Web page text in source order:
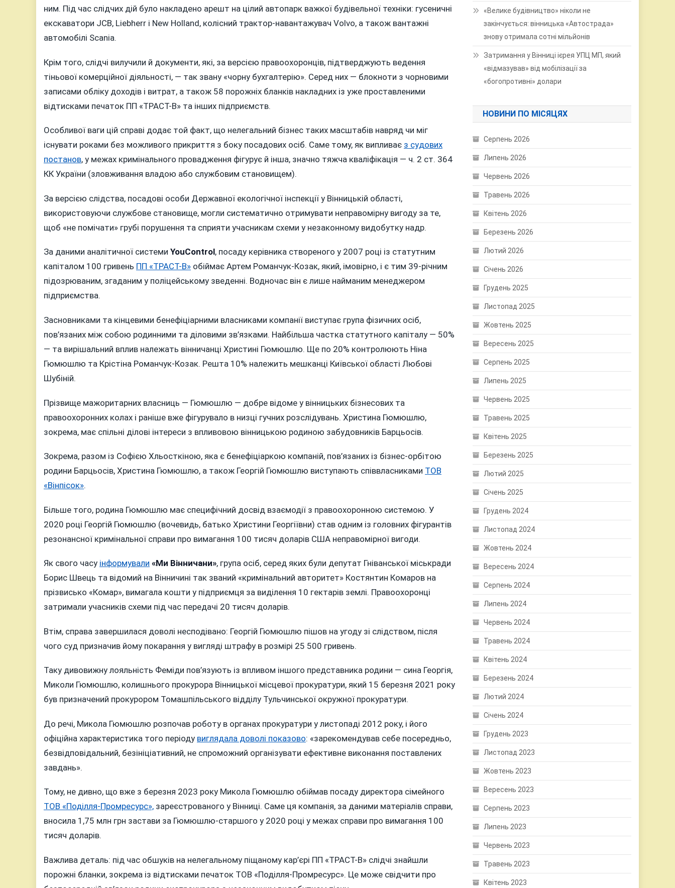
ним. Під час слідчих дій було накладено арешт на цілий автопарк важкої будівельної техніки: гусеничні
екскаватори JCB, Liebherr і New Holland, колісний трактор-навантажувач Volvo, а також вантажні
автомобілі Scania.
Крім того, слідчі вилучили й документи, які, за версією правоохоронців, підтверджують ведення
тіньової комерційної діяльності, — так звану «чорну бухгалтерію». Серед них — блокноти з чорновими
записами обліку доходів і витрат, а також 58 порожніх бланків накладних із уже проставленими
відтисками печаток ПП «ТРАСТ-В» та інших підприємств.
Особливої ваги цій справі додає той факт, що нелегальний бізнес таких масштабів навряд чи міг
існувати роками без можливого прикриття з боку посадових осіб. Саме тому, як випливає з судових
постанов, у межах кримінального провадження фігурує й інша, значно тяжча кваліфікація — ч. 2 ст. 364
КК України (зловживання владою або службовим становищем).
За версією слідства, посадові особи Державної екологічної інспекції у Вінницькій області,
використовуючи службове становище, могли систематично отримувати неправомірну вигоду за те,
щоб «не помічати» грубі порушення та сприяти учасникам схеми у незаконному видобутку надр.
За даними аналітичної системи YouControl, посаду керівника створеного у 2007 році із статутним
капіталом 100 гривень ПП «ТРАСТ-В» обіймає Артем Романчук-Козак, який, імовірно, і є тим 39-річним
підозрюваним, згаданим у поліцейському зведенні. Водночас він є лише найманим менеджером
підприємства.
Засновниками та кінцевими бенефіціарними власниками компанії виступає група фізичних осіб,
пов’язаних між собою родинними та діловими зв’язками. Найбільша частка статутного капіталу — 50%
— та вирішальний вплив належать вінничанці Христині Гюмюшлю. Ще по 20% контролюють Ніна
Гюмюшлю та Крістіна Романчук-Козак. Решта 10% належить мешканці Київської області Любові
Шубіній.
Прізвище мажоритарних власниць — Гюмюшлю — добре відоме у вінницьких бізнесових та
правоохоронних колах і раніше вже фігурувало в низці гучних розслідувань. Христина Гюмюшлю,
зокрема, має спільні ділові інтереси з впливовою вінницькою родиною забудовників Барцьосів.
Зокрема, разом із Софією Хльосткіною, яка є бенефіціаркою компаній, пов’язаних із бізнес-орбітою
родини Барцьосів, Христина Гюмюшлю, а також Георгій Гюмюшлю виступають співвласниками ТОВ
«Вінпісок».
Більше того, родина Гюмюшлю має специфічний досвід взаємодії з правоохоронною системою. У
2020 році Георгій Гюмюшлю (вочевидь, батько Христини Георгіївни) став одним із головних фігурантів
резонансної кримінальної справи про вимагання 100 тисяч доларів США неправомірної вигоди.
Як свого часу інформували «Ми Вінничани», група осіб, серед яких були депутат Гніванської міськради
Борис Швець та відомий на Вінничині так званий «кримінальний авторитет» Костянтин Комаров на
прізвисько «Комар», вимагала кошти у підприємця за виділення 10 гектарів землі. Правоохоронці
затримали учасників схеми під час передачі 20 тисяч доларів.
Втім, справа завершилася доволі несподівано: Георгій Гюмюшлю пішов на угоду зі слідством, після
чого суд призначив йому покарання у вигляді штрафу в розмірі 25 500 гривень.
Таку дивовижну лояльність Феміди пов’язують із впливом іншого представника родини — сина Георгія,
Миколи Гюмюшлю, колишнього прокурора Вінницької місцевої прокуратури, який 15 березня 2021 року
був призначений прокурором Томашпільського відділу Тульчинської окружної прокуратури.
До речі, Микола Гюмюшлю розпочав роботу в органах прокуратури у листопаді 2012 року, і його
офіційна характеристика того періоду виглядала доволі показово: «зарекомендував себе посередньо,
безвідповідальний, безініціативний, не спроможний організувати ефективне виконання поставлених
завдань».
Тому, не дивно, що вже з березня 2023 року Микола Гюмюшлю обіймав посаду директора сімейного
ТОВ «Поділля-Промресурс», зареєстрованого у Вінниці. Саме ця компанія, за даними матеріалів справи,
вносила 1,75 млн грн застави за Гюмюшлю-старшого у 2020 році у межах справи про вимагання 100
тисяч доларів.
Важлива деталь: під час обшуків на нелегальному піщаному кар’єрі ПП «ТРАСТ-В» слідчі знайшли
порожні бланки, зокрема із відтисками печаток ТОВ «Поділля-Промресурс». Це може свідчити про
«Велике будівництво» ніколи не
закінчується: вінницька «Автострада»
знову отримала сотні мільйонів
Затримання у Вінниці ієрея УПЦ МП, який
«відмазував» від мобілізації за
«богопротивні» долари
НОВИНИ ПО МІСЯЦЯХ
Серпень 2026
Липень 2026
Червень 2026
Травень 2026
Квітень 2026
Березень 2026
Лютий 2026
Січень 2026
Грудень 2025
Листопад 2025
Жовтень 2025
Вересень 2025
Серпень 2025
Липень 2025
Червень 2025
Травень 2025
Квітень 2025
Березень 2025
Лютий 2025
Січень 2025
Грудень 2024
Листопад 2024
Жовтень 2024
Вересень 2024
Серпень 2024
Липень 2024
Червень 2024
Травень 2024
Квітень 2024
Березень 2024
Лютий 2024
Січень 2024
Грудень 2023
Листопад 2023
Жовтень 2023
Вересень 2023
Серпень 2023
Липень 2023
Червень 2023
Травень 2023
Квітень 2023